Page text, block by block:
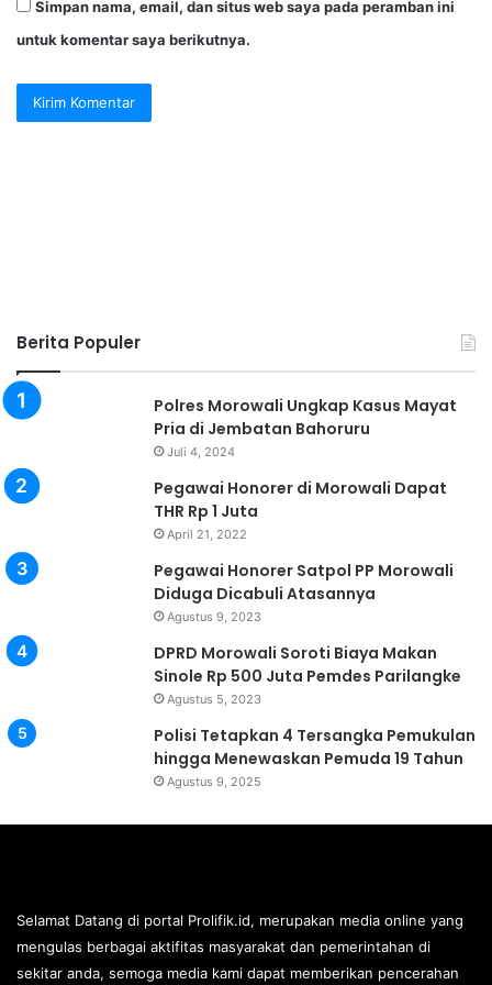
Simpan nama, email, dan situs web saya pada peramban ini
untuk komentar saya berikutnya.
Berita Populer
Polres Morowali Ungkap Kasus Mayat
Pria di Jembatan Bahoruru
Juli 4, 2024
Pegawai Honorer di Morowali Dapat
THR Rp 1 Juta
April 21, 2022
Pegawai Honorer Satpol PP Morowali
Diduga Dicabuli Atasannya
Agustus 9, 2023
DPRD Morowali Soroti Biaya Makan
Sinole Rp 500 Juta Pemdes Parilangke
Agustus 5, 2023
Polisi Tetapkan 4 Tersangka Pemukulan
hingga Menewaskan Pemuda 19 Tahun
Agustus 9, 2025
Selamat Datang di portal Prolifik.id, merupakan media online yang
mengulas berbagai aktifitas masyarakat dan pemerintahan di
sekitar anda, semoga media kami dapat memberikan pencerahan